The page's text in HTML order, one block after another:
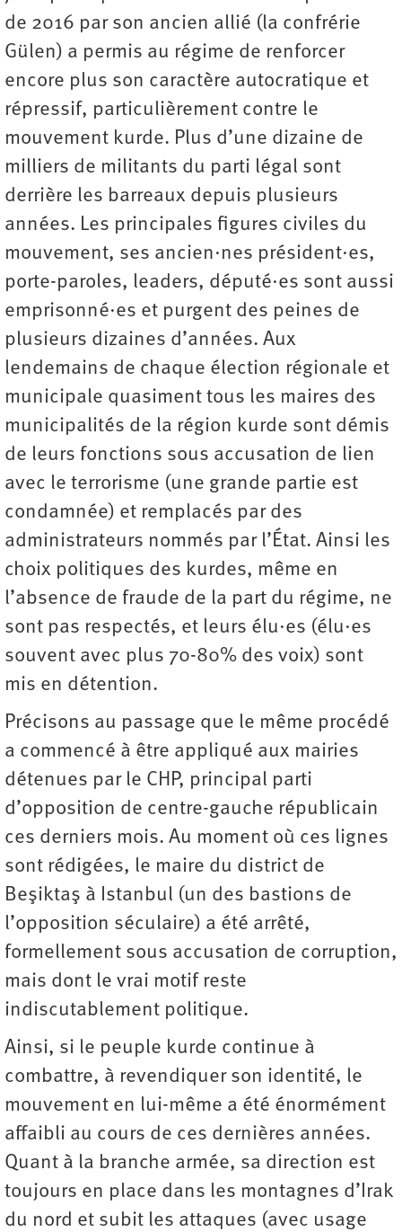
de 2016 par son ancien allié (la confrérie
Gülen) a permis au régime de renforcer
encore plus son caractère autocratique et
répressif, particulièrement contre le
mouvement kurde. Plus d’une dizaine de
milliers de militants du parti légal sont
derrière les barreaux depuis plusieurs
années. Les principales figures civiles du
mouvement, ses ancien·nes président·es,
porte-paroles, leaders, député·es sont aussi
emprisonné·es et purgent des peines de
plusieurs dizaines d’années. Aux
lendemains de chaque élection régionale et
municipale quasiment tous les maires des
municipalités de la région kurde sont démis
de leurs fonctions sous accusation de lien
avec le terrorisme (une grande partie est
condamnée) et remplacés par des
administrateurs nommés par l’État. Ainsi les
choix politiques des kurdes, même en
l’absence de fraude de la part du régime, ne
sont pas respectés, et leurs élu·es (élu·es
souvent avec plus 70-80% des voix) sont
mis en détention.
Précisons au passage que le même procédé
a commencé à être appliqué aux mairies
détenues par le CHP, principal parti
d’opposition de centre-gauche républicain
ces derniers mois. Au moment où ces lignes
sont rédigées, le maire du district de
Beşiktaş à Istanbul (un des bastions de
l’opposition séculaire) a été arrêté,
formellement sous accusation de corruption,
mais dont le vrai motif reste
indiscutablement politique.
Ainsi, si le peuple kurde continue à
combattre, à revendiquer son identité, le
mouvement en lui-même a été énormément
affaibli au cours de ces dernières années.
Quant à la branche armée, sa direction est
toujours en place dans les montagnes d’Irak
du nord et subit les attaques (avec usage